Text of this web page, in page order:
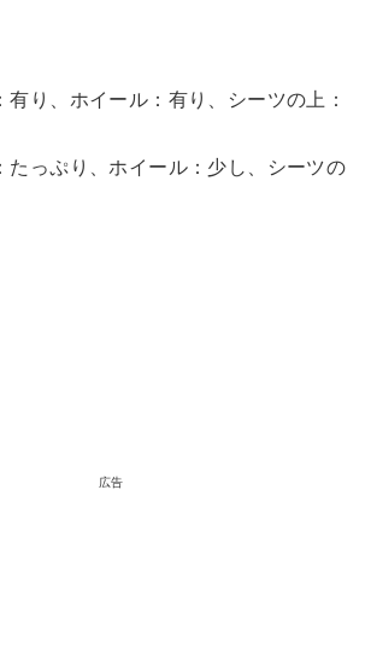
り、ホイール：有り、シーツの上：
っぷり、ホイール：少し、シーツの
広告